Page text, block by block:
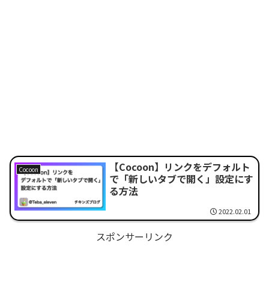
Cocoon
【Cocoon】リンクをデフォルト
で「新しいタブで開く」設定にす
る方法
2022.02.01
スポンサーリンク